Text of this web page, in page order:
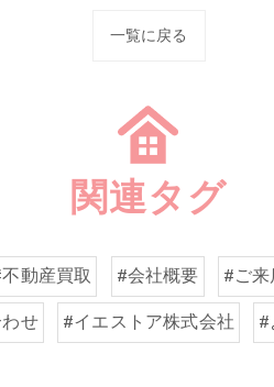
一覧に戻る
関連タグ
動産買取 #会社概要 #ご来
せ #イエストア株式会社 #